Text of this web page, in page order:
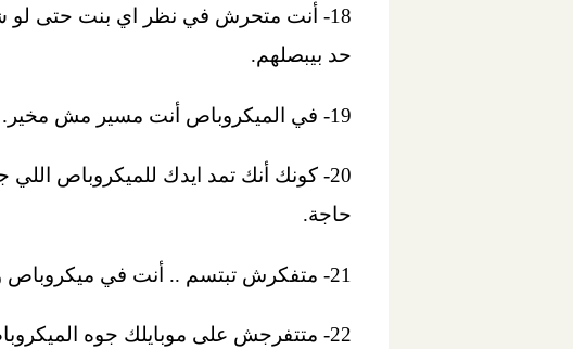
18- أنت متحرش في نظر اي بنت حتى لو
حد بيبصلهم.
19- في الميكروباص أنت مسير مش مخير.
20- كونك أنك تمد ايدك للميكروباص
حاجة.
21- متفكرش تبتسم .. أنت في ميكروباص ومفيش أي حاجه تدعو للابتسام.
22- متتفرجش على موبايلك جوه الميكروباص عشان قهيبقى ملكية عامة؛ على الأقل 4 بيتفرجوا معاك على اللي بتعمله.